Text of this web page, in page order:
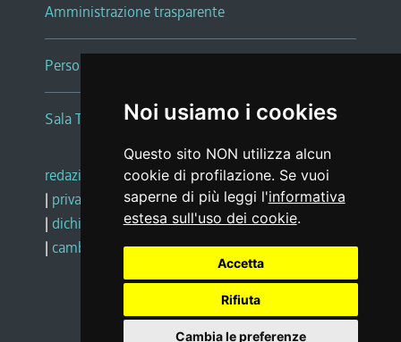
Noi usiamo i cookies
Questo sito NON utilizza alcun
cookie di profilazione. Se vuoi
saperne di più leggi l'informativa
estesa sull'uso dei cookie.
Accetta
Rifiuta
Cambia le preferenze
Amministrazione trasparente
Persone e Uffici
Sala Tiziano Tessitori
redazione web |note legali |glossario
| privacy
social media policy
| dichiarazione di accessibilità |feedback
| cambio preferenze cookie
Realizzato da